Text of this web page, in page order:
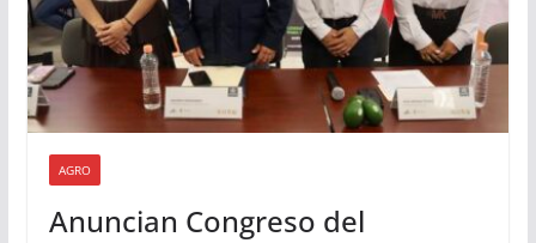
AGRO
Anuncian Congreso del